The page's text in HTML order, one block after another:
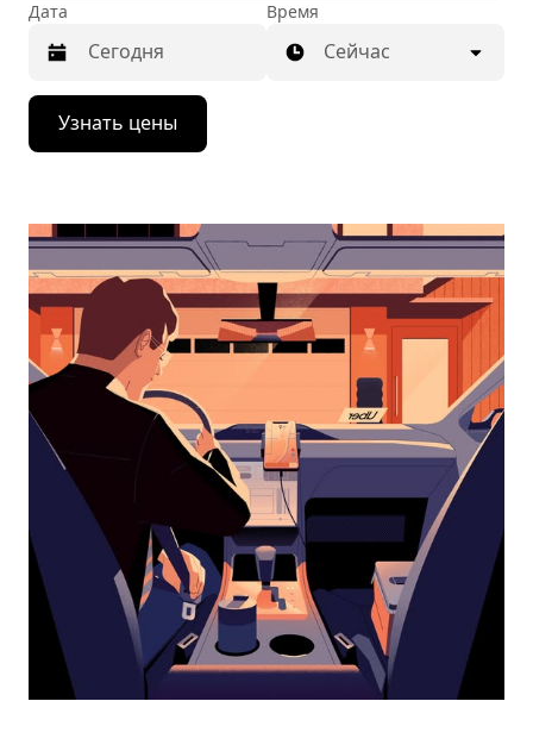
Дата
Нажмите
стрелку
вниз,
календарю
выбрать
дату.
Чтобы
закрыть
календарь,
нажмите
Esc.
Время
Сейчас
Узнать цены